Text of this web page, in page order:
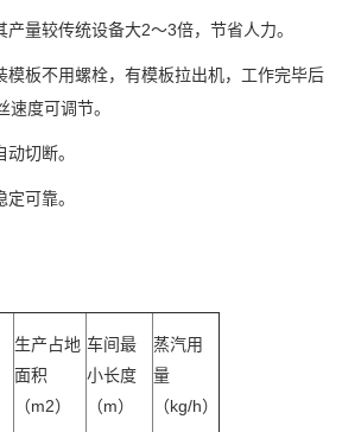
量较传统设备大2～3倍，节省人力。
模板不用螺栓，有模板拉出机，工作完毕后
度可调节。
切断。
可靠。
生产占地
面积
（m2）
车间最
小长度
（m）
蒸汽用
量
（kg/h）